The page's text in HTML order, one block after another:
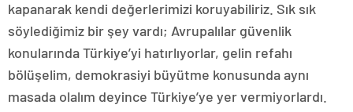
kapanarak kendi değerlerimizi koruyabiliriz. Sık sık
söylediğimiz bir şey vardı; Avrupalılar güvenlik
konularında Türkiye’yi hatırlıyorlar, gelin refahı
bölüşelim, demokrasiyi büyütme konusunda aynı
masada olalım deyince Türkiye’ye yer vermiyorlardı.